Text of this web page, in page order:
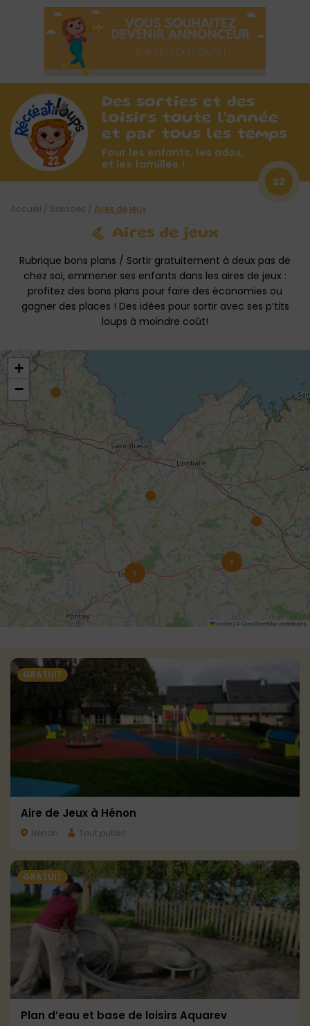
Des sorties et des
loisirs toute l'année
et par tous les temps
Pour les enfants, les ados,
et les familles !
22
Aires de jeux
Rubrique bons plans / Sortir gratuitement à deux pas de
chez soi, emmener ses enfants dans les aires de jeux :
profitez des bons plans pour faire des économies ou
gagner des places ! Des idées pour sortir avec ses p’tits
loups à moindre coût!
Accueil / Balades / Aires de jeux
2
5
+
−
Leaflet © OpenStreetMapcontributors
Aire de Jeux à Hénon
Hénon Tout public
GRATUIT
Plan d’eau et base de loisirs Aquarev
GRATUIT